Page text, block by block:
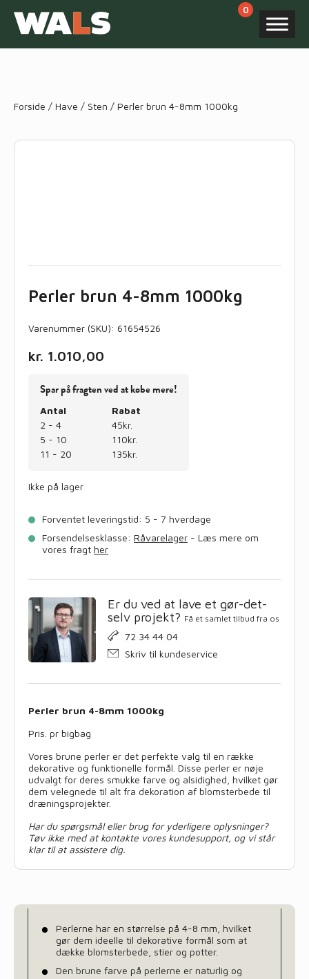
Forside / Have / Sten / Perler brun 4-8mm 1000kg
Perler brun 4-8mm 1000kg
Varenummer (SKU): 61654526
kr. 1.010,00
Spar på fragten ved at købe mere!
Antal
Rabat
2 - 4
45kr.
5 - 10
110kr.
11 - 20
135kr.
Ikke på lager
Forventet leveringstid: 5 - 7 hverdage
Forsendelsesklasse: Råvarelager - Læs mere om
vores fragt her
Er du ved at lave et gør-det-
selv projekt? Få et samlet tilbud fra os
72 34 44 04
Skriv til kundeservice
Perler brun 4-8mm 1000kg
Pris. pr bigbag
Vores brune perler er det perfekte valg til en række
dekorative og funktionelle formål. Disse perler er nøje
udvalgt for deres smukke farve og alsidighed, hvilket gør
dem velegnede til alt fra dekoration af blomsterbede til
dræningsprojekter.
Har du spørgsmål eller brug for yderligere oplysninger?
Tøv ikke med at kontakte vores kundesupport, og vi står
klar til at assistere dig.
Perlerne har en størrelse på 4-8 mm, hvilket
gør dem ideelle til dekorative formål som at
dække blomsterbede, stier og potter.
Den brune farve på perlerne er naturlig og